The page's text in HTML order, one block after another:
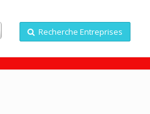
Recherche Entreprises